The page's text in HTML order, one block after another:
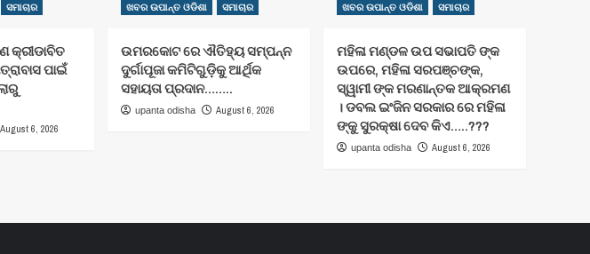
ସମାଚାର
କ୍ରୀଡାବିତ
ପାଇଁ
August 6, 2026
ଖବର ଉପାନ୍ତ ଓଡିଶା ସମାଚାର
ଉମରକୋଟ ରେ ଐତିହ୍ୟ ସମ୍ପନ୍ନ
ଦୁର୍ଗାପୂଜା କମିଟିଗୁଡ଼ିକୁ ଆର୍ଥିକ
ସହାୟତା ପ୍ରଦାନ……..
upanta odisha August 6, 2026
ଖବର ଉପାନ୍ତ ଓଡିଶା ସମାଚାର
ମହିଳା ମଣ୍ଡଳ ଉପ ସଭାପତି ଙ୍କ
ଉପରେ, ମହିଳା ସରପଞ୍ଚଙ୍କ,
ସ୍ୱାମୀ ଙ୍କ ମରଣାନ୍ତକ ଆକ୍ରମଣ
। ଡବଲ ଇଂଜିନ ସରକାର ରେ ମହିଳା
ଙ୍କୁ ସୁରକ୍ଷା ଦେବ କିଏ…..???
upanta odisha August 6, 2026